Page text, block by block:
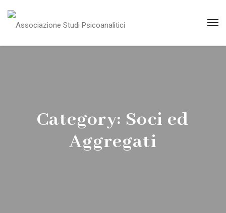
Category: Soci ed
Aggregati